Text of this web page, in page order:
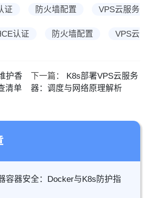
证 防火墙配置
VPS云服务
认证 防火墙配置
VPS云
护香
清单
下一篇：
K8s部署VPS云服务
器：调度与网络原理解析
容器安全：Docker与K8s防护指